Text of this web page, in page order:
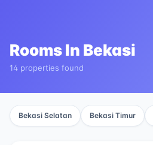
Rooms In Bekasi
14 properties found
Bekasi Selatan Bekasi Timur